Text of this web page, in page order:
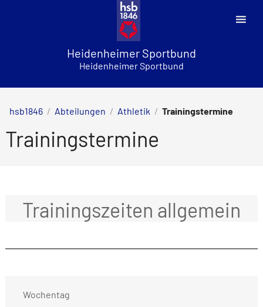
Heidenheimer Sportbund
Heidenheimer Sportbund
hsb1846 / Abteilungen / Athletik / Trainingstermine
Trainingstermine
Trainingszeiten allgemein
Wochentag